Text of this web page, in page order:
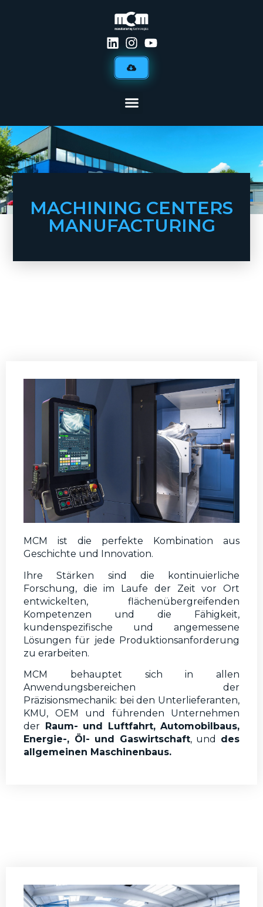
MACHINING CENTERS
MANUFACTURING
MCM ist die perfekte Kombination aus
Geschichte und Innovation.
Ihre Stärken sind die kontinuierliche
Forschung, die im Laufe der Zeit vor Ort
entwickelten, flächenübergreifenden
Kompetenzen und die Fähigkeit,
kundenspezifische und angemessene
Lösungen für jede Produktionsanforderung
zu erarbeiten.
MCM behauptet sich in allen
Anwendungsbereichen der
Präzisionsmechanik: bei den Unterlieferanten,
KMU, OEM und führenden Unternehmen
der Raum- und Luftfahrt, Automobilbaus,
Energie-, Öl- und Gaswirtschaft, und des
allgemeinen Maschinenbaus.